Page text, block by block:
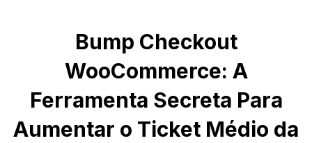
Bump Checkout
WooCommerce: A
Ferramenta Secreta Para
Aumentar o Ticket Médio da